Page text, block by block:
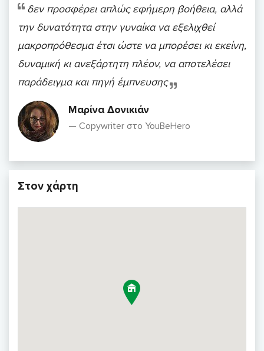
δεν προσφέρει απλώς εφήμερη βοήθεια, αλλά
την δυνατότητα στην γυναίκα να εξελιχθεί
μακροπρόθεσμα έτσι ώστε να μπορέσει κι εκείνη,
δυναμική κι ανεξάρτητη πλέον, να αποτελέσει
παράδειγμα και πηγή έμπνευσης
Μαρίνα Δονικιάν
Copywriter στο YouBeHero
Στον χάρτη